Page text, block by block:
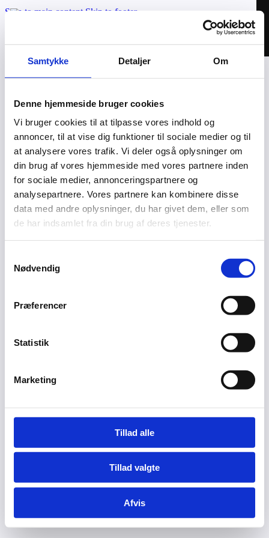
Samtykke Detaljer Om
Denne hjemmeside bruger cookies
Vi bruger cookies til at tilpasse vores indhold og
annoncer, til at vise dig funktioner til sociale medier og til
at analysere vores trafik. Vi deler også oplysninger om
din brug af vores hjemmeside med vores partnere inden
for sociale medier, annonceringspartnere og
analysepartnere. Vores partnere kan kombinere disse
data med andre oplysninger, du har givet dem, eller som
de har indsamlet fra din brug af deres tjenester.
Nødvendig
Præferencer
Statistik
Marketing
Tillad alle
Tillad valgte
Afvis
Skip to main content Skip to footer
Applikationer
Om os
Kontakt
Valhal Connect © 2026 | CVR: 42025895
MoveOn – Login
Privatlivspolitik
Connected af Webven